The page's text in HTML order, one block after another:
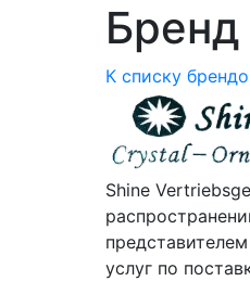
К списку
Shine
услуг по